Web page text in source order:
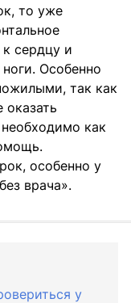
то уже
сердцу и
Особенно
так как
как
особенно у
врача».
у